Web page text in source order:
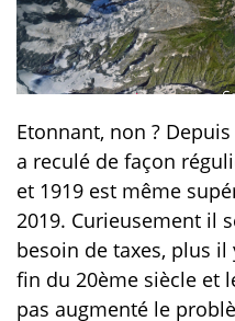
Etonnant, non ?
a reculé de façon
et 1919 est même
2019. Curieusement il
besoin de taxes, plus
fin du 20ème siècle et
pas augmenté le